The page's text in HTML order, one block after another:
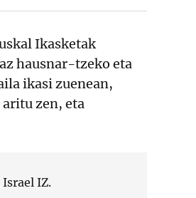
Ikasketak
hausnar-tzeko eta
ikasi zuenean,
zen, eta
IZ.